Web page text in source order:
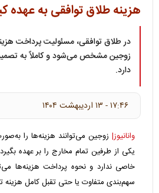
هزینه طلاق توافقی به
در طلاق توافقی، مسئولیت پرداخت
زوجین مشخص می‌شود و کاملاً به
دارد.
۱۷:۴۶ - ۱۳ ارديبهشت ۱۴۰۴
وانانیوز| زوجین می‌توانند هزینه‌ها را
یکی از طرفین تمام مخارج را بر عهده
خاصی ندارد و نحوه پرداخت هزینه‌ها
سهم‌بندی متفاوت یا حتی تقبل کامل